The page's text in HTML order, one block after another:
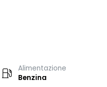
Alimentazione
Benzina